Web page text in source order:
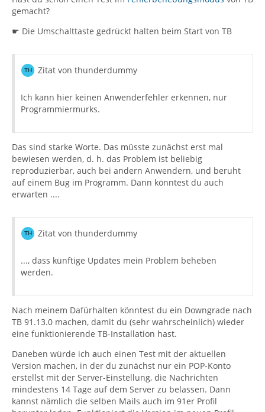
gemacht?
☛ Die Umschalttaste gedrückt halten beim Start von TB
Zitat von thunderdummy
Ich kann hier keinen Anwenderfehler erkennen, nur
Programmiermurks.
Das sind starke Worte. Das müsste zunächst erst mal
bewiesen werden, d. h. das Problem ist beliebig
reproduzierbar, auch bei andern Anwendern, und beruht
auf einem Bug im Programm. Dann könntest du auch
erwarten ....
Zitat von thunderdummy
..., dass künftige Updates mein Problem beheben
werden.
Nach meinem Dafürhalten könntest du ein Downgrade nach
TB 91.13.0 machen, damit du (sehr wahrscheinlich) wieder
eine funktionierende TB-Installation hast.
Daneben würde ich auch einen Test mit der aktuellen
Version machen, in der du zunächst nur ein POP-Konto
erstellst mit der Server-Einstellung, die Nachrichten
mindestens 14 Tage auf dem Server zu belassen. Dann
kannst nämlich die selben Mails auch im 91er Profil